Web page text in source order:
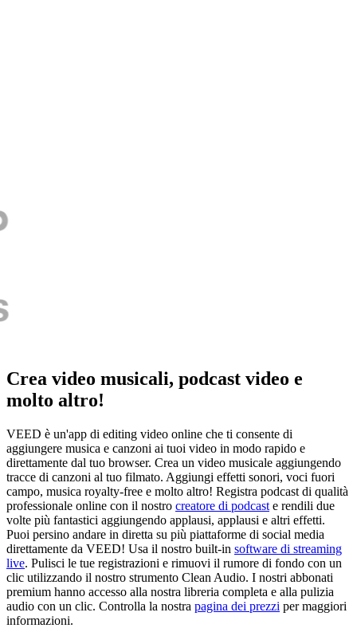
Crea video musicali, podcast video e
molto altro!
VEED è un'app di editing video online che ti consente di
aggiungere musica e canzoni ai tuoi video in modo rapido e
direttamente dal tuo browser. Crea un video musicale aggiungendo
tracce di canzoni al tuo filmato. Aggiungi effetti sonori, voci fuori
campo, musica royalty-free e molto altro! Registra podcast di qualità
professionale online con il nostro creatore di podcast e rendili due
volte più fantastici aggiungendo applausi, applausi e altri effetti.
Puoi persino andare in diretta su più piattaforme di social media
direttamente da VEED! Usa il nostro built-in software di streaming
live. Pulisci le tue registrazioni e rimuovi il rumore di fondo con un
clic utilizzando il nostro strumento Clean Audio. I nostri abbonati
premium hanno accesso alla nostra libreria completa e alla pulizia
audio con un clic. Controlla la nostra pagina dei prezzi per maggiori
informazioni.